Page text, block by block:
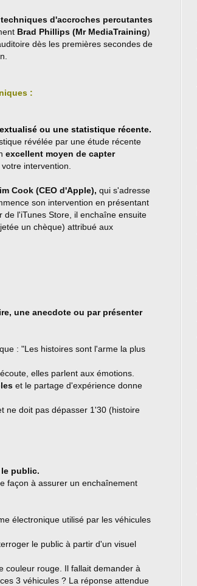
d'accroches percutantes
Brad Phillips (Mr MediaTraining)
dès les premières secondes de
:
ou une statistique récente.
révélée par une étude récente
excellent moyen de capter
intervention.
Cook (CEO d'Apple), qui s'adresse
son intervention en présentant
l'iTunes Store, il enchaîne ensuite
un chèque) attribué aux
une anecdote ou par présenter
: "Les histoires sont l'arme la plus
elles parlent aux émotions.
et le partage d'expérience donne
ne doit pas dépasser 1'30 (histoire
public.
façon à assurer un enchaînement
électronique utilisé par les véhicules
le public à partir d'un visuel
couleur rouge. Il fallait demander à
3 véhicules ? La réponse attendue